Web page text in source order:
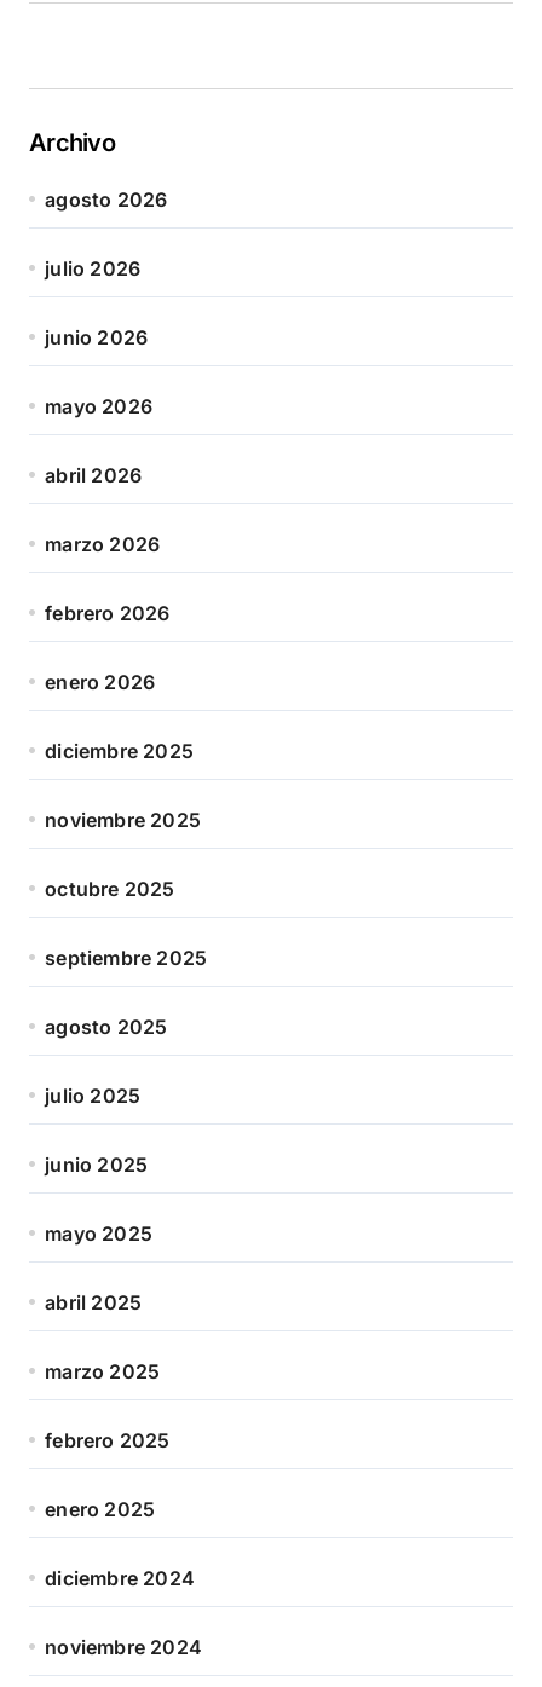
Archivo
agosto 2026
julio 2026
junio 2026
mayo 2026
abril 2026
marzo 2026
febrero 2026
enero 2026
diciembre 2025
noviembre 2025
octubre 2025
septiembre 2025
agosto 2025
julio 2025
junio 2025
mayo 2025
abril 2025
marzo 2025
febrero 2025
enero 2025
diciembre 2024
noviembre 2024